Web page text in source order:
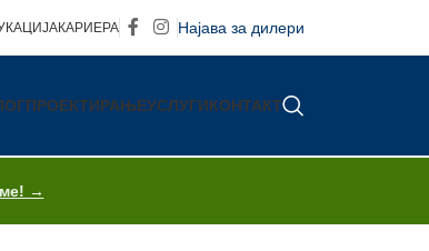
КАРИЕРА Најава за дилери
ПРОЕКТИРАЊЕУСЛУГИКОНТАКТ
→